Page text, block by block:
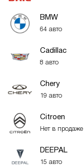
BMW
64 авто
Cadillac
8 авто
Chery
19 авто
Citroen
Нет в продаже
DEEPAL
15 авто